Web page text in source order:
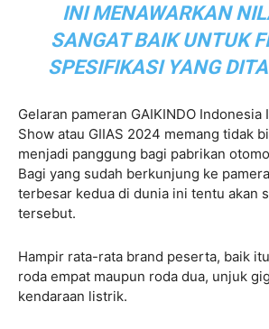
INI MENAWARKAN
SANGAT BAIK UNTUK
SPESIFIKASI YANG
Gelaran pameran GAIKINDO
Show atau GIIAS 2024 memang tidak
menjadi panggung bagi pabrikan
Bagi yang sudah berkunjung ke
terbesar kedua di dunia ini tentu akan
tersebut.
Hampir rata-rata brand peserta, baik
roda empat maupun roda dua, unjuk
kendaraan listrik.